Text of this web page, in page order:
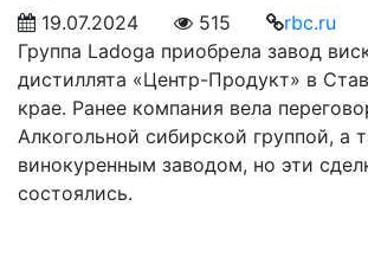
19.07.2024 515
rbc.ru
Группа Ladoga приобрела завод
дистиллята «Центр-Продукт» в
крае. Ранее компания вела
Алкогольной сибирской группой, а
винокуренным заводом, но эти
состоялись.